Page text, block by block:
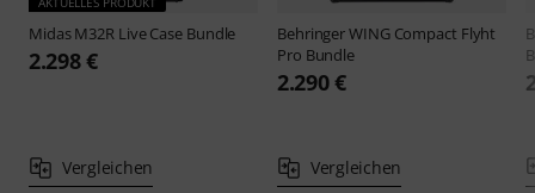
MidasM32R Live Case Bundle
2.298 €
Vergleichen
BehringerWING Compact Flyht
Pro Bundle
2.290 €
Vergleichen